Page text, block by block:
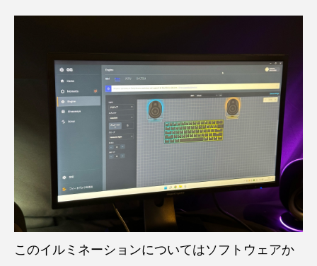
このイルミネーションについてはソフトウェアか